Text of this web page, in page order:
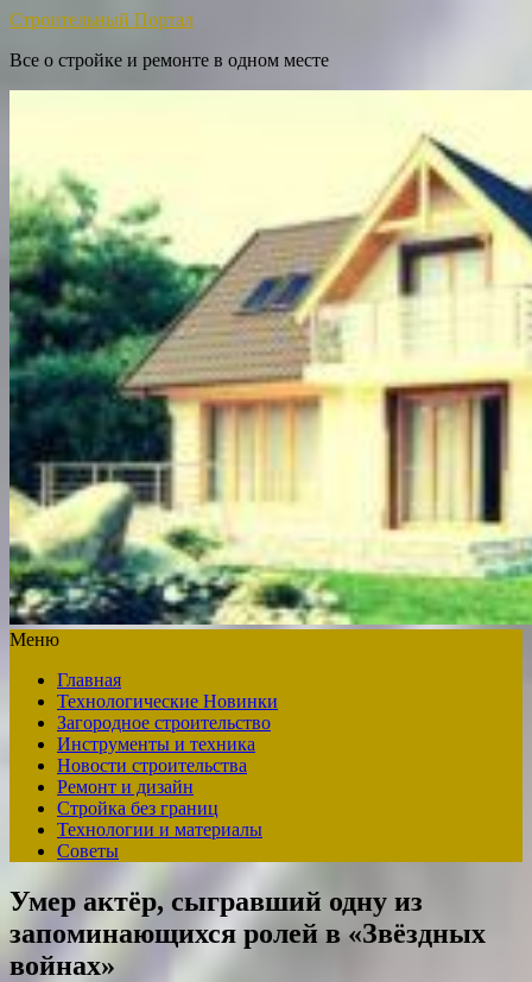
Строительный Портал
Все о стройке и ремонте в одном месте
Меню
Главная
Технологические Новинки
Загородное строительство
Инструменты и техника
Новости строительства
Ремонт и дизайн
Стройка без границ
Технологии и материалы
Советы
Умер актёр, сыгравший одну из
запоминающихся ролей в «Звёздных
войнах»